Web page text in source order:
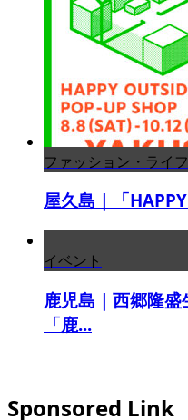
ファッション・ライ
屋久島｜「
イベント
鹿児島｜西郷隆
「鹿...
Sponsored Link